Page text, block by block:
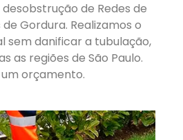
de Redes de
Gordura. Realizamos o
sem danificar a tubulação,
as regiões de São Paulo.
um orçamento.